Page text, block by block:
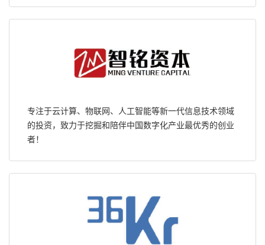
专注于云计算、物联网、人工智能等新一代信息技术领域
的投资，致力于挖掘和陪伴中国数字化产业最优秀的创业
者！